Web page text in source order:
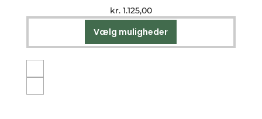
kr.1.125,00
Vælg muligheder
vare